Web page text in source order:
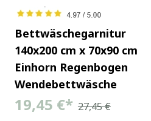
Bettwäschegarnitur
140x200 cm x 70x90 cm
Einhorn Regenbogen
Wendebettwäsche
19,45 €* 27,45 €